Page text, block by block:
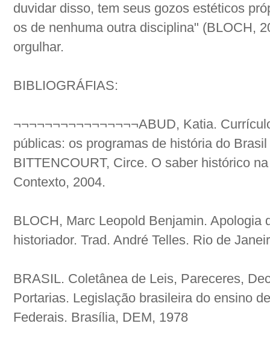
duvidar disso, tem seus gozos estéticos
os de nenhuma outra disciplina" (BLOCH,
orgulhar.
BIBLIOGRÁFIAS:
¬¬¬¬¬¬¬¬¬¬¬¬¬¬¬¬ABUD, Katia.
públicas: os programas de história do
BITTENCOURT, Circe. O saber histórico
Contexto, 2004.
BLOCH, Marc Leopold Benjamin. Apologia
historiador. Trad. André Telles. Rio de
BRASIL. Coletânea de Leis, Pareceres,
Portarias. Legislação brasileira do ensino
Federais. Brasília, DEM, 1978